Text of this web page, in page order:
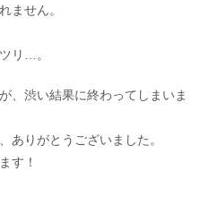
ません。
リ…。
、渋い結果に終わってしまいま
ありがとうございました。
す！